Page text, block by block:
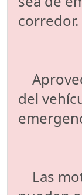
corredor.
del
Las